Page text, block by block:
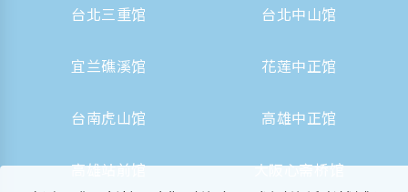
台北三重馆 台北中山馆
宜兰礁溪馆 花莲中正馆
台南虎山馆 高雄中正馆
高雄站前馆 大阪心斋桥馆